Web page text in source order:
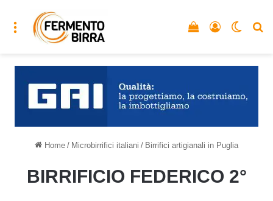
Menu Accedi
Vedi il carrello
Home / Microbirrifici italiani / Birrifici artigianali in Puglia
BIRRIFICIO FEDERICO 2°